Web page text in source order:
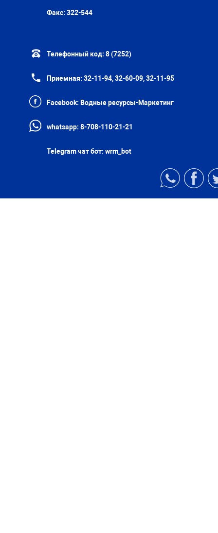
Факс: 322-544
Телефонный код: 8 (7252)
Приемная: 32-11-94, 32-60-09, 32-11-95
Facebook: Водные ресурсы-Маркетинг
whatsapp: 8-708-110-21-21
Telegram чат бот: wrm_bot